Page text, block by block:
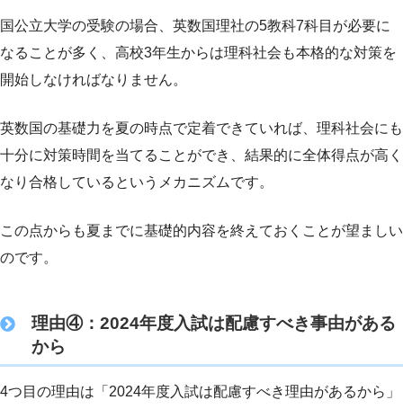
国公立大学の受験の場合、英数国理社の5教科7科目が必要に
なることが多く、高校3年生からは理科社会も本格的な対策を
開始しなければなりません。
英数国の基礎力を夏の時点で定着できていれば、理科社会にも
十分に対策時間を当てることができ、結果的に全体得点が高く
なり合格しているというメカニズムです。
この点からも夏までに基礎的内容を終えておくことが望ましい
のです。
理由④：2024年度入試は配慮すべき事由がある
から
4つ目の理由は「2024年度入試は配慮すべき理由があるから」